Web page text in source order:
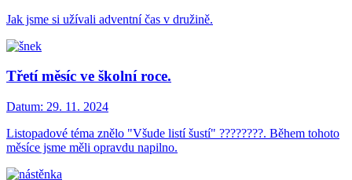
Jak jsme si užívali adventní čas v družině.
Třetí měsíc ve školní roce.
Datum: 29. 11. 2024
Listopadové téma znělo "Všude listí šustí" ????????. Během tohoto
měsíce jsme měli opravdu napilno.